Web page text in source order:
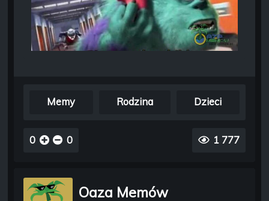
Memy Rodzina Dzieci
0 0 1 777
Oaza Memów